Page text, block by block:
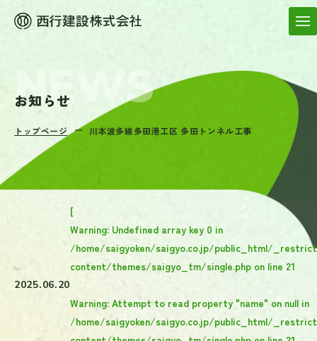
お知らせ
トップページ 川本波多線多田港工区 多田トンネル工事
2025.06.20
[
Warning: Undefined array key 0 in
/home/saigyoken/saigyo.co.jp/public_html/
content/themes/saigyo_tm/single.php on line 21
Warning: Attempt to read property "name" on null in
/home/saigyoken/saigyo.co.jp/public_html/